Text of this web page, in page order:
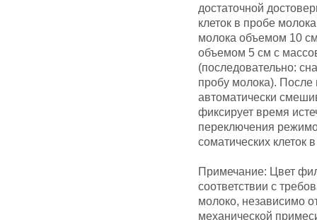
достаточной
клеток в пробе
молока объемом 10
объемом 5 см с
(последовательно:
пробу молока). После
автоматически
фиксирует время
переключения
соматических клеток
Примечание: Цвет
соответствии с
молоко, независимо
механической